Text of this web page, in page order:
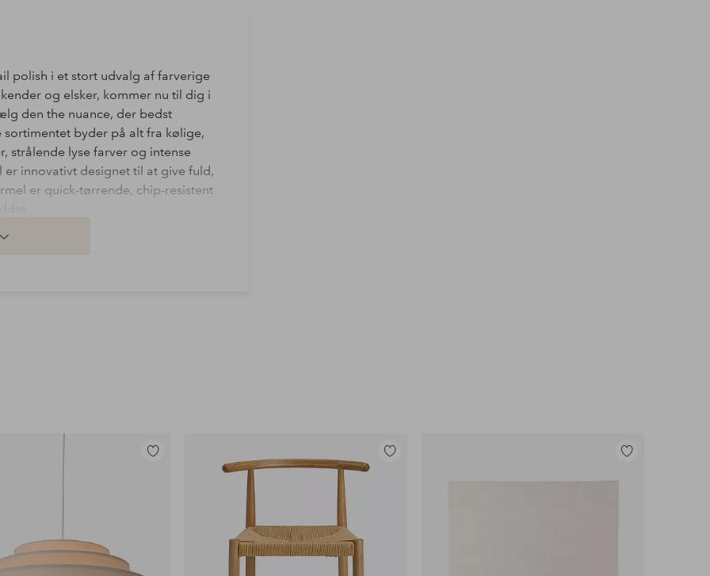
polish i et stort udvalg af farverige
og elsker, kommer nu til dig i
den the nuance, der bedst
byder på alt fra kølige,
strålende lyse farver og intense
innovativt designet til at give fuld,
er quick-tørrende, chip-resistent
perfekt manicure skal du anvende
og topcoat. Påfør hver anden
Tilføj
Tilføj
Tilføj